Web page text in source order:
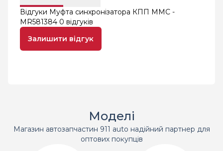
Відгуки Муфта синхронізатора КПП MMC -
MR581384 0 відгуків
Залишити відгук
Моделі
Магазин автозапчастин 911 auto надійний партнер для
оптових покупців